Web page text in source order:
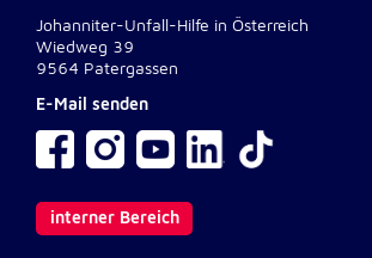
Johanniter-Unfall-Hilfe in Österreich
Wiedweg 39
9564 Patergassen
E-Mail senden
interner Bereich